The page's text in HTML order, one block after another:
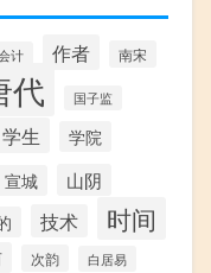
计 作者 南宋
代 国子监
学生 学院
宣城 山阴
技术 时间
次韵 白居易